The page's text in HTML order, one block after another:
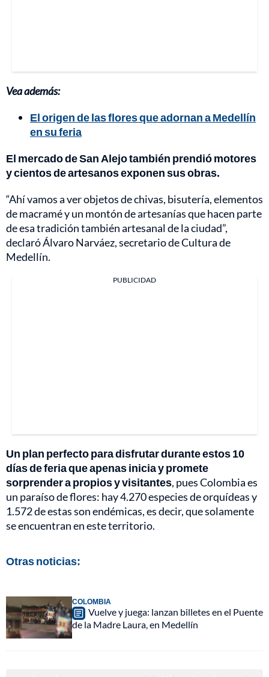
Vea además:
El origen de las flores que adornan a Medellín
en su feria
El mercado de San Alejo también prendió motores
y cientos de artesanos exponen sus obras.
“Ahí vamos a ver objetos de chivas, bisutería, elementos
de macramé y un montón de artesanías que hacen parte
de esa tradición también artesanal de la ciudad”,
declaró Álvaro Narváez, secretario de Cultura de
Medellín.
PUBLICIDAD
Un plan perfecto para disfrutar durante estos 10
días de feria que apenas inicia y promete
sorprender a propios y visitantes, pues Colombia es
un paraíso de flores: hay 4.270 especies de orquídeas y
1.572 de estas son endémicas, es decir, que solamente
se encuentran en este territorio.
Otras noticias:
COLOMBIA
Vuelve y juega: lanzan billetes en el Puente
de la Madre Laura, en Medellín